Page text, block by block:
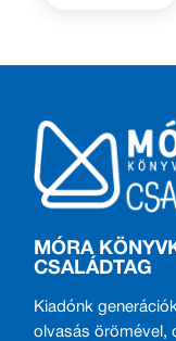
MÓRA
CSALÁDTAG
Kiadónk
olvasás örömével,